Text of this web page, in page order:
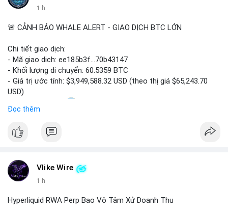
1 h
🚨 CẢNH BÁO WHALE ALERT - GIAO DỊCH BTC LỚN
Chi tiết giao dịch:
- Mã giao dịch: ee185b3f...70b43147
- Khối lượng di chuyển: 60.5359 BTC
- Giá trị ước tính: $3,949,588.32 USD (theo thị giá $65,243.70
USD)
- Thời gian: 15:20
Nhận định phân tích:
Khối lượng 60.5 BTC trị giá gần 4 triệu USD được di chuyển
thanh khoản trước khi đẩy giá. Nếu số BTC này được gửi lên
sàn tập trung, áp lực bán tiềm năng sẽ gia tăng. Ngược lại, nếu
củng cố niềm tin cho xu hướng tăng.
Đọc thêm
Vlike Wire
1 h
Hyperliquid RWA Perp Bao Vô Tâm Xử Doanh Thu